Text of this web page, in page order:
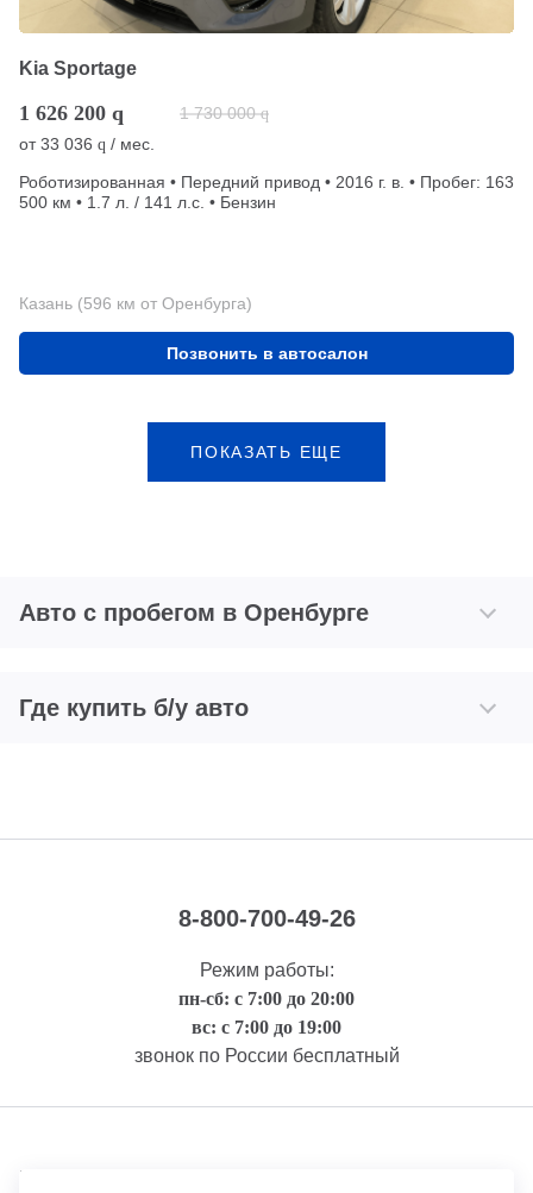
Kia Sportage
1 626 200 q 1 730 000 q
от33 036 q / мес.
Роботизированная • Передний привод • 2016 г. в. • Пробег: 163
500 км • 1.7 л. / 141 л.с. • Бензин
Казань (596 км от Оренбурга)
Позвонить в автосалон
ПОКАЗАТЬ ЕЩЕ
Авто с пробегом в Оренбурге
Где купить б/у авто
8-800-700-49-26
Режим работы:
пн-сб: с 7:00 до 20:00
вс: с 7:00 до 19:00
звонок по России бесплатный
Правовая информация